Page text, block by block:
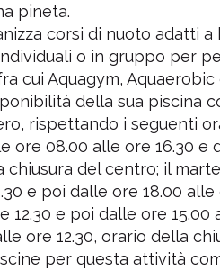
pineta.
corsi di nuoto adatti a
o in gruppo per
cui Aquagym, Aquaerobic
della sua piscina
rispettando i seguenti
ore 08.00 alle ore 16.30 e
chiusura del centro; il
e poi dalle ore 18.00
12.30 e poi dalle ore 15.00
ore 12.30, orario della
per questa attività
Montecchio Maggiore
Maggiore - (VI)
4,7 da 19 votanti
1°